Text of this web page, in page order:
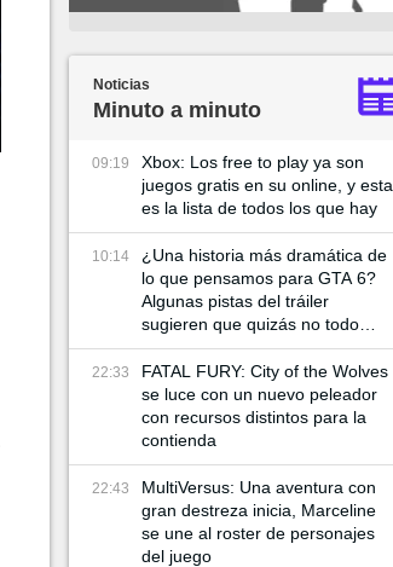
Noticias
Minuto a minuto
09:19
Xbox: Los free to play ya son
juegos gratis en su online, y esta
es la lista de todos los que hay
10:14
¿Una historia más dramática de
lo que pensamos para GTA 6?
Algunas pistas del tráiler
sugieren que quizás no todo
vaya tan bien entre Lucía y su
pareja
22:33
FATAL FURY: City of the Wolves
se luce con un nuevo peleador
con recursos distintos para la
contienda
22:43
MultiVersus: Una aventura con
gran destreza inicia, Marceline
se une al roster de personajes
del juego